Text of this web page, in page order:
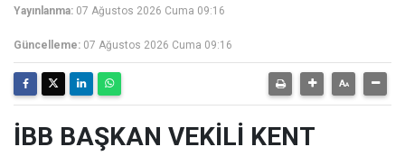
Yayınlanma: 07 Ağustos 2026 Cuma 09:16
Güncelleme: 07 Ağustos 2026 Cuma 09:16
İBB BAŞKAN VEKİLİ KENT